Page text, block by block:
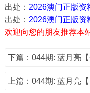
出处： 2026澳门正版资
出处： 2026澳门正版资
欢迎向您的朋友推荐本
下篇：044期: 蓝月亮
上篇：044期: 蓝月亮